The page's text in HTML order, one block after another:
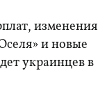
изменения
и новые
украинцев в